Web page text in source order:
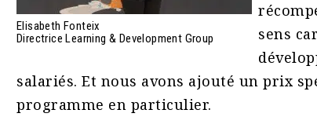
Elisabeth Fonteix
Directrice Learning & Development Group
sens
salariés. Et nous avons ajouté un prix
programme en particulier.